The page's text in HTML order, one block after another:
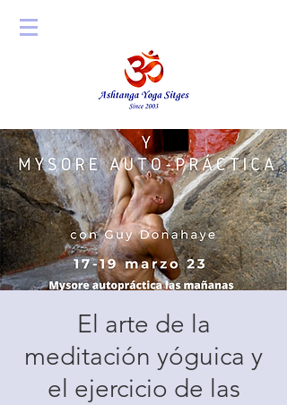
El arte de la
meditación yóguica y
el ejercicio de las